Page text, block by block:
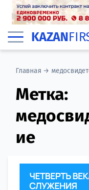
KAZAN
Главная →
Метка:
ие